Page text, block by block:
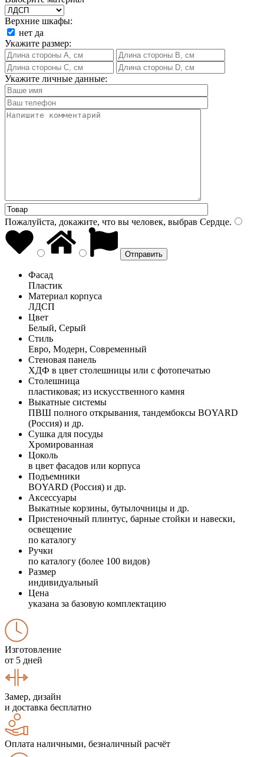
Верхние шкафы:
нет да
Укажите размер:
Укажите личные данные:
Пожалуйста, докажите, что вы человек, выбрав Сердце.
Фасад
Пластик
Материал корпуса
ЛДСП
Цвет
Белый, Серый
Стиль
Евро, Модерн, Современный
Стеновая панель
ХДФ в цвет столешницы или с фотопечатью
Столешница
пластиковая; из искусственного камня
Выкатные системы
ПВШ полного открывания, тандембоксы BOYARD
(Россия) и др.
Сушка для посуды
Хромированная
Цоколь
в цвет фасадов или корпуса
Подъемники
BOYARD (Россия) и др.
Аксессуары
Выкатные корзины, бутылочницы и др.
Пристеночный плинтус, барные стойки и навески,
освещение
по каталогу
Ручки
по каталогу (более 100 видов)
Размер
индивидуальный
Цена
указана за базовую комплектацию
Изготовление
от 5 дней
Замер, дизайн
и доставка бесплатно
Оплата наличными, безналичный расчёт